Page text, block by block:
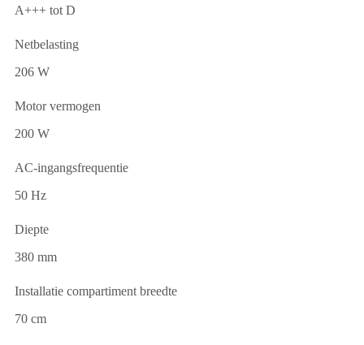
A+++ tot D
Netbelasting
206 W
Motor vermogen
200 W
AC-ingangsfrequentie
50 Hz
Diepte
380 mm
Installatie compartiment breedte
70 cm